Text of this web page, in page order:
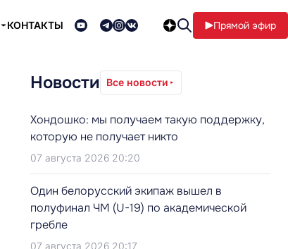
КОНТАКТЫ Прямой эфир
Новости Все новости
Хондошко: мы получаем такую поддержку,
которую не получает никто
07 августа 2026 20:20
Один белорусский экипаж вышел в
полуфинал ЧМ (U-19) по академической
гребле
07 августа 2026 20:17